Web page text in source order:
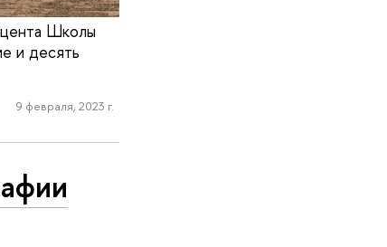
Школы
и десять
9 февраля, 2023 г.